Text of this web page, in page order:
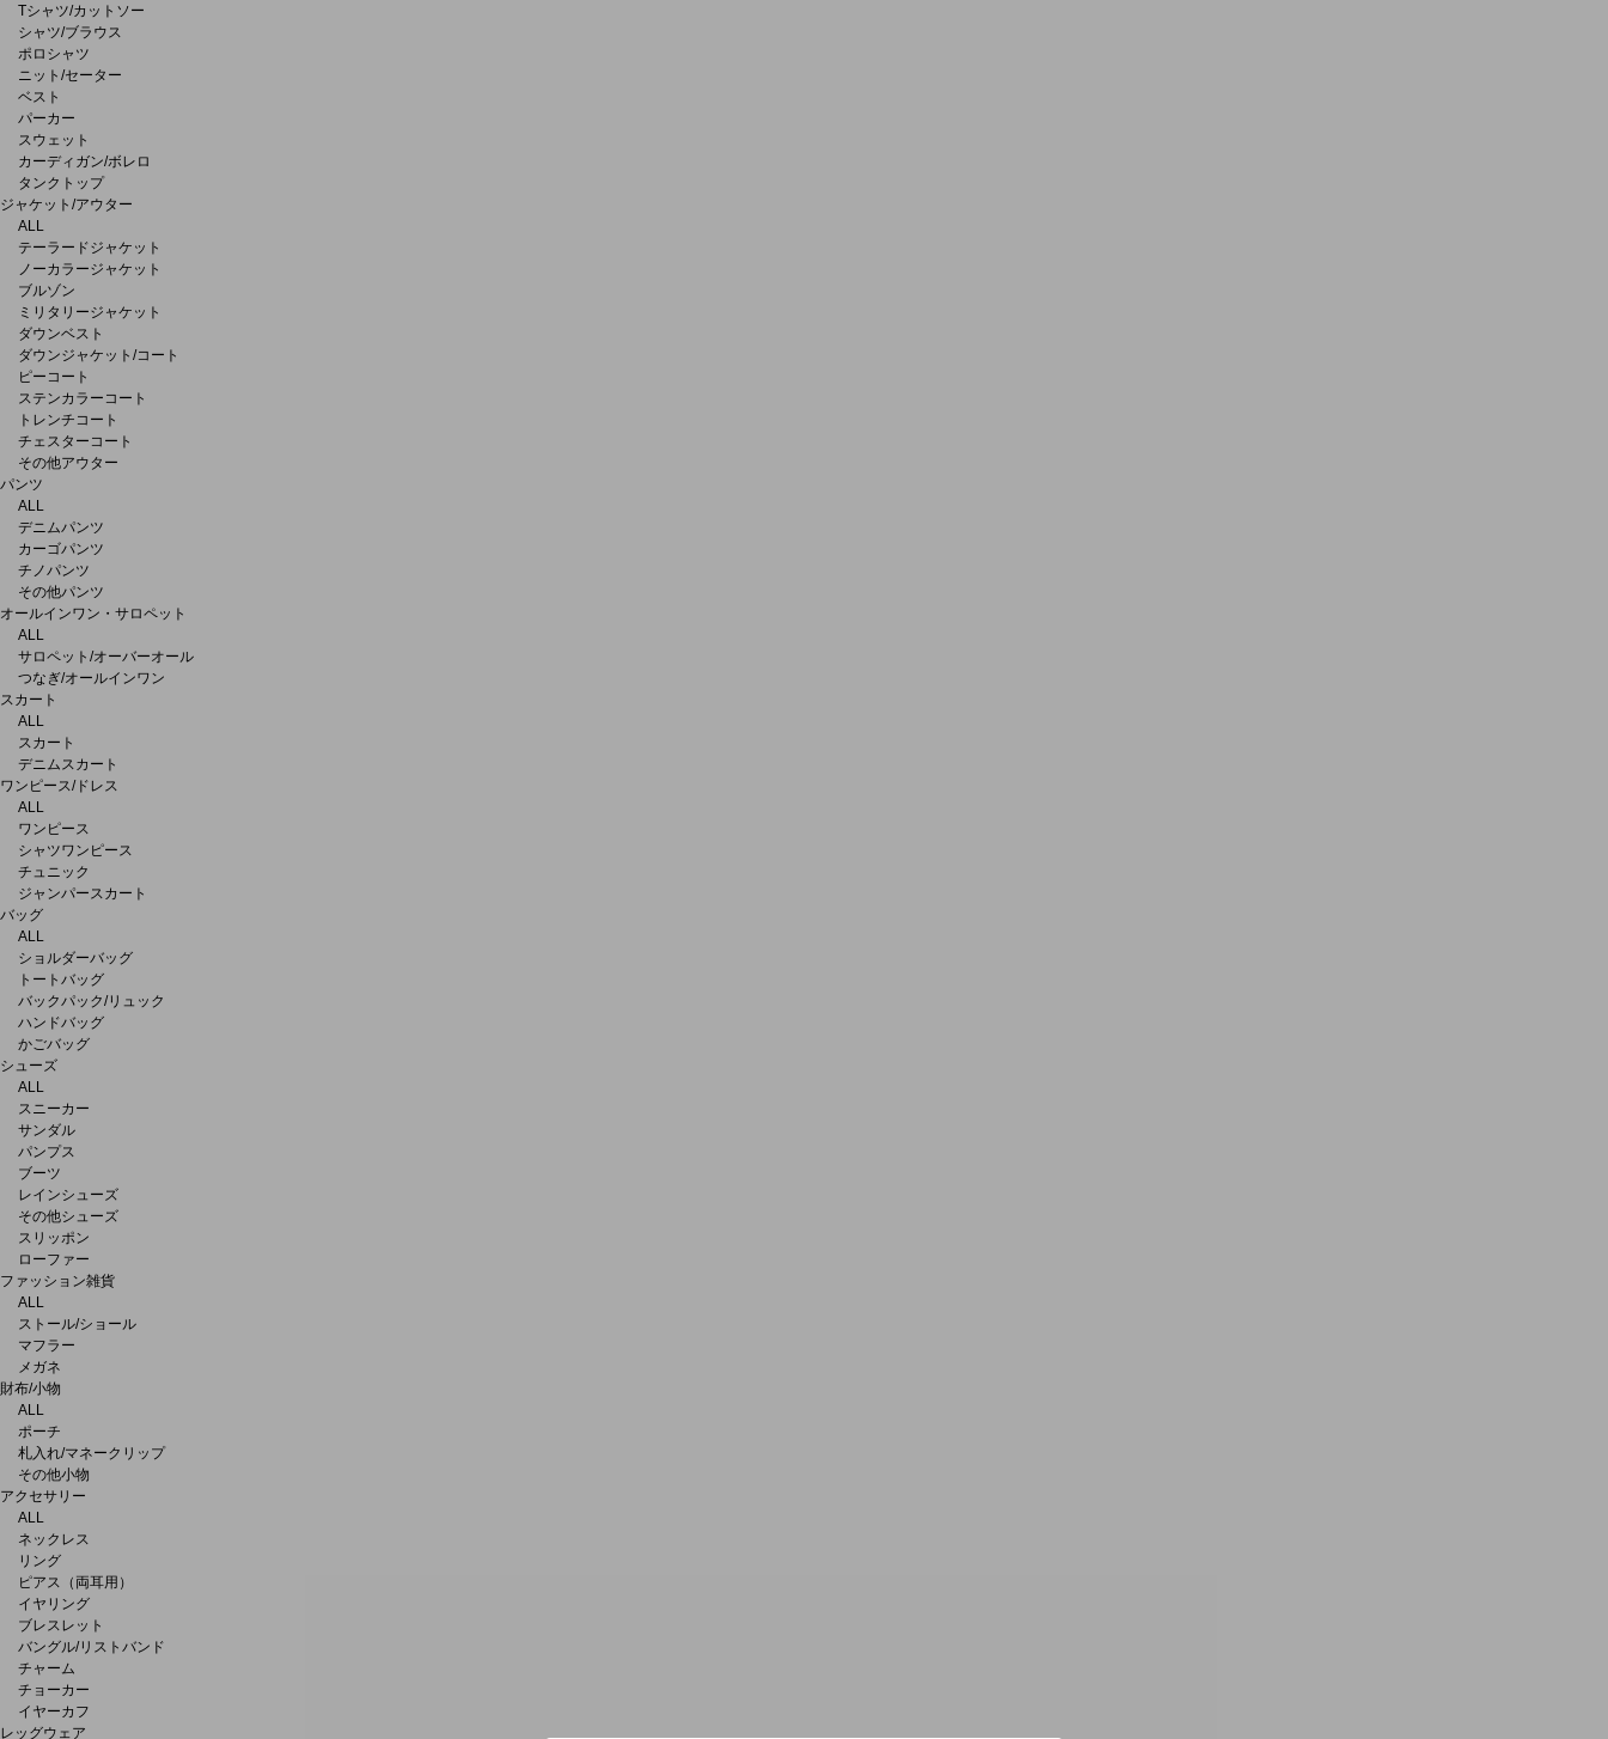
Tシャツ/カットソー
シャツ/ブラウス
ポロシャツ
ニット/セーター
ベスト
パーカー
スウェット
カーディガン/ボレロ
タンクトップ
ジャケット/アウター
ALL
テーラードジャケット
ノーカラージャケット
ブルゾン
ミリタリージャケット
ダウンベスト
ダウンジャケット/コート
ピーコート
ステンカラーコート
トレンチコート
チェスターコート
その他アウター
パンツ
ALL
デニムパンツ
カーゴパンツ
チノパンツ
その他パンツ
オールインワン・サロペット
ALL
サロペット/オーバーオール
つなぎ/オールインワン
スカート
ALL
スカート
デニムスカート
ワンピース/ドレス
ALL
ワンピース
シャツワンピース
チュニック
ジャンパースカート
バッグ
ALL
ショルダーバッグ
トートバッグ
バックパック/リュック
ハンドバッグ
かごバッグ
シューズ
ALL
スニーカー
サンダル
パンプス
ブーツ
レインシューズ
その他シューズ
スリッポン
ローファー
ファッション雑貨
ALL
ストール/ショール
マフラー
メガネ
財布/小物
ALL
ポーチ
札入れ/マネークリップ
その他小物
アクセサリー
ALL
ネックレス
リング
ピアス（両耳用）
イヤリング
ブレスレット
バングル/リストバンド
チャーム
チョーカー
イヤーカフ
レッグウェア